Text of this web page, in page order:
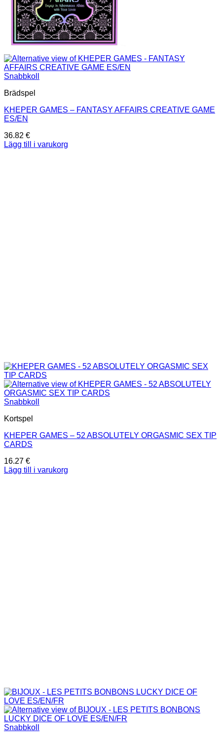
Snabbkoll
Brädspel
KHEPER GAMES – FANTASY AFFAIRS CREATIVE GAME
ES/EN
36.82 €
Lägg till i varukorg
Snabbkoll
Kortspel
KHEPER GAMES – 52 ABSOLUTELY ORGASMIC SEX TIP
CARDS
16.27 €
Lägg till i varukorg
Snabbkoll